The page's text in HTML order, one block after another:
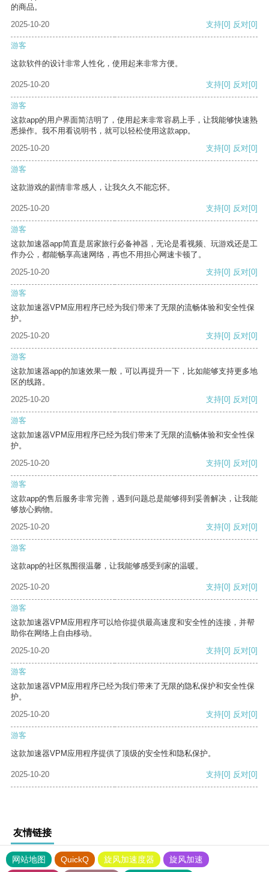
的商品。
2025-10-20
支持[0] 反对[0]
游客
这款软件的设计非常人性化，使用起来非常方便。
2025-10-20 支持[0] 反对[0]
游客
这款app的用户界面简洁明了，使用起来非常容易上手，让我能够快速熟
悉操作。我不用看说明书，就可以轻松使用这款app。
2025-10-20
支持[0] 反对[0]
游客
这款游戏的剧情非常感人，让我久久不能忘怀。
2025-10-20 支持[0] 反对[0]
游客
这款加速器app简直是居家旅行必备神器，无论是看视频、玩游戏还是工
作办公，都能畅享高速网络，再也不用担心网速卡顿了。
2025-10-20
支持[0] 反对[0]
游客
这款加速器VPM应用程序已经为我们带来了无限的流畅体验和安全性保
护。
2025-10-20
支持[0] 反对[0]
游客
这款加速器app的加速效果一般，可以再提升一下，比如能够支持更多地
区的线路。
2025-10-20
支持[0] 反对[0]
游客
这款加速器VPM应用程序已经为我们带来了无限的流畅体验和安全性保
护。
2025-10-20
支持[0] 反对[0]
游客
这款app的售后服务非常完善，遇到问题总是能够得到妥善解决，让我能
够放心购物。
2025-10-20
支持[0] 反对[0]
游客
这款app的社区氛围很温馨，让我能够感受到家的温暖。
2025-10-20 支持[0] 反对[0]
游客
这款加速器VPM应用程序可以给你提供最高速度和安全性的连接，并帮
助你在网络上自由移动。
2025-10-20
支持[0] 反对[0]
游客
这款加速器VPM应用程序已经为我们带来了无限的隐私保护和安全性保
护。
2025-10-20
支持[0] 反对[0]
游客
这款加速器VPM应用程序提供了顶级的安全性和隐私保护。
2025-10-20 支持[0] 反对[0]
友情链接
网站地图 QuickQ 旋风加速度器
旋风加速